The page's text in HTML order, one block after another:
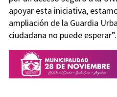
apoyar esta iniciativa,
ampliación de la Guardia
ciudadana no puede esperar”.